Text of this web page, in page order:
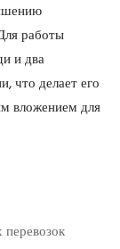
работы
и два
что делает его
вложением для